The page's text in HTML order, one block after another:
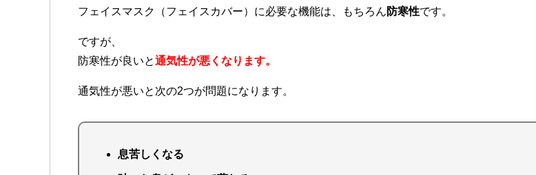
フェイスマスク（フェイスカバー）に必要な機能は、もちろん 防寒性です。
ですが、
防寒性が良いと通気性が悪くなります。
通気性が悪いと次の2つが問題になります。
息苦しくなる